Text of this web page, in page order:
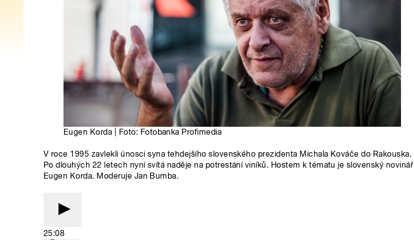
Eugen Korda | Foto: Fotobanka Profimedia
V roce 1995 zavlekli únosci syna tehdejšího slovenského prezidenta Michala Kováče do Rakouska.
Po dlouhých 22 letech nyní svítá naděje na potrestání viníků. Hostem k tématu je slovenský novinář
Eugen Korda. Moderuje Jan Bumba.
25:08